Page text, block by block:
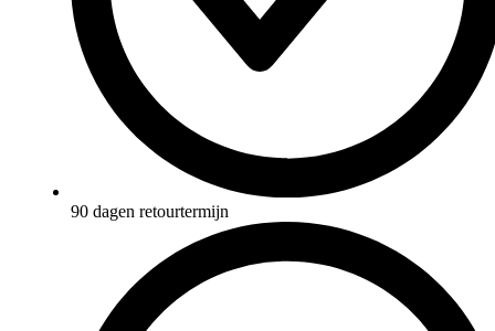
90 dagen retourtermijn